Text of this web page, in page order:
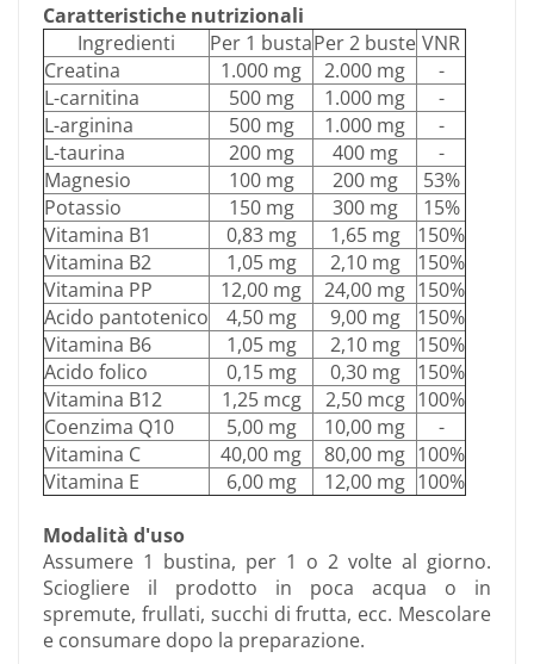
Caratteristiche nutrizionali
Ingredienti
Per 1 bustaPer 2 buste VNR
Creatina
1.000 mg 2.000 mg
-
L-carnitina
500 mg 1.000 mg
-
L-arginina
500 mg 1.000 mg
-
L-taurina
200 mg 400 mg
-
Magnesio
100 mg 200 mg
53%
Potassio
150 mg 300 mg
15%
Vitamina B1
0,83 mg 1,65 mg
150%
Vitamina B2
1,05 mg 2,10 mg
150%
Vitamina PP
12,00 mg 24,00 mg 150%
Acido pantotenico
4,50 mg 9,00 mg
150%
Vitamina B6
1,05 mg 2,10 mg
150%
Acido folico
0,15 mg 0,30 mg
150%
Vitamina B12
1,25 mcg 2,50 mcg 100%
Coenzima Q10
5,00 mg 10,00 mg
-
Vitamina C
40,00 mg 80,00 mg 100%
Vitamina E
6,00 mg 12,00 mg 100%
Modalità d'uso
Assumere 1 bustina, per 1 o 2 volte al giorno.
Sciogliere il prodotto in poca acqua o in
spremute, frullati, succhi di frutta, ecc. Mescolare
e consumare dopo la preparazione.